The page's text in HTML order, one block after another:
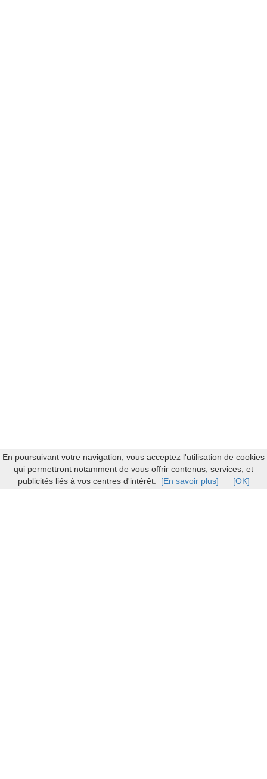
En poursuivant votre navigation, vous acceptez l'utilisation de cookies
qui permettront notamment de vous offrir contenus, services, et
publicités liés à vos centres d'intérêt.
[En savoir plus] [OK]